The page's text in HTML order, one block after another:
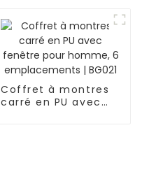
Coffret à montres
carré en PU avec